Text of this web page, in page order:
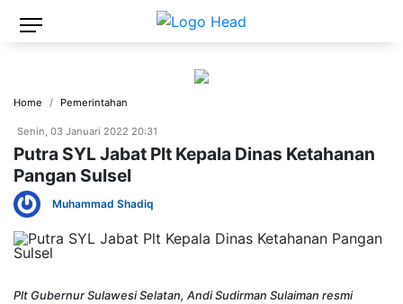
Home Pemerintahan
Senin, 03 Januari 2022 20:31
Putra SYL Jabat Plt Kepala Dinas Ketahanan
Pangan Sulsel
Muhammad Shadiq
Plt Gubernur Sulawesi Selatan, Andi Sudirman Sulaiman resmi